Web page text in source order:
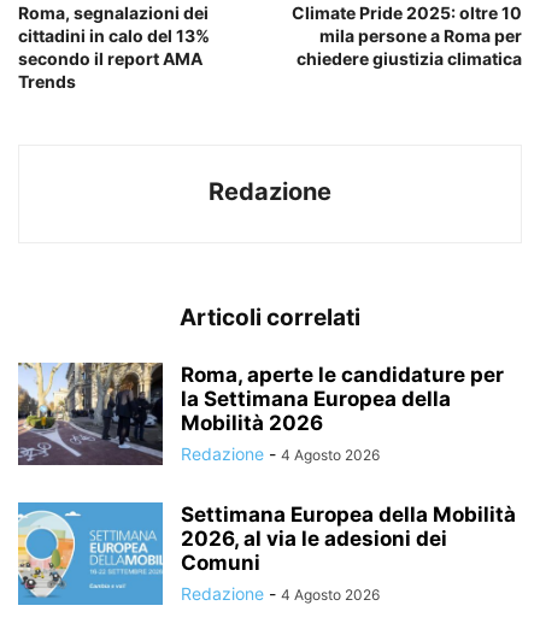
Roma, segnalazioni dei
cittadini in calo del 13%
secondo il report AMA
Trends
Climate Pride 2025: oltre 10
mila persone a Roma per
chiedere giustizia climatica
Redazione
Articoli correlati
Roma, aperte le candidature per
la Settimana Europea della
Mobilità 2026
Redazione - 4 Agosto 2026
Settimana Europea della Mobilità
2026, al via le adesioni dei
Comuni
Redazione - 4 Agosto 2026